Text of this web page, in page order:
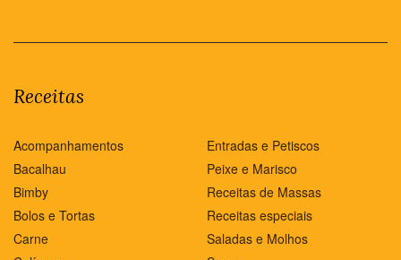
Receitas
Acompanhamentos
Bacalhau
Bimby
Bolos e Tortas
Carne
Entradas e Petiscos
Peixe e Marisco
Receitas de Massas
Receitas especiais
Saladas e Molhos